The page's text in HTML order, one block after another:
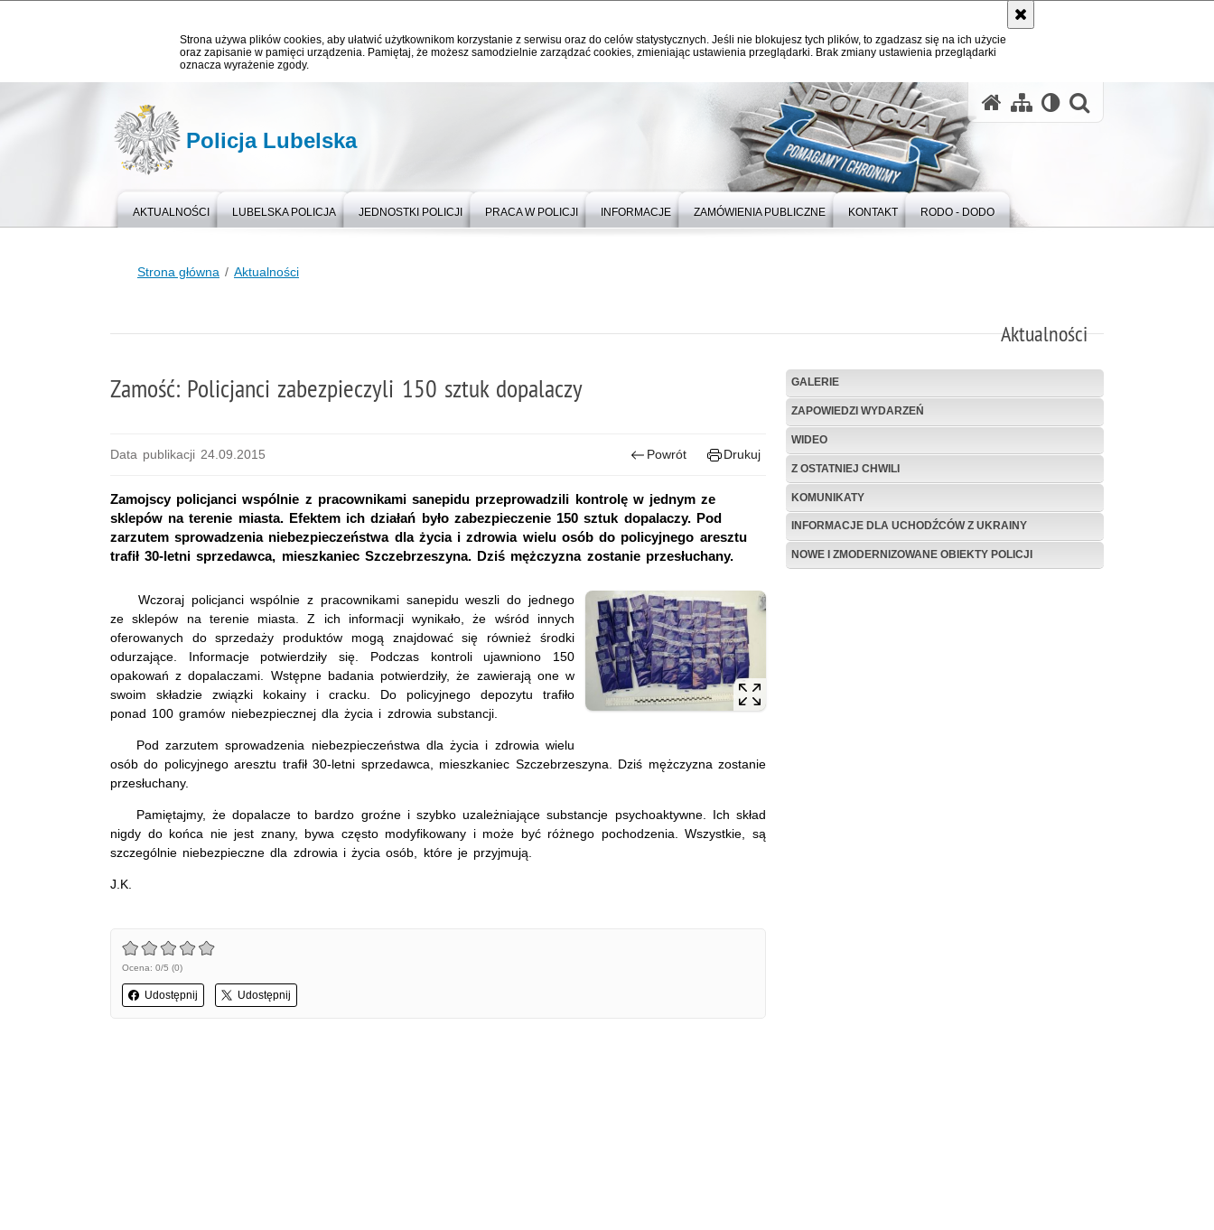
Strona używa plików cookies, aby ułatwić użytkownikom korzystanie z serwisu oraz do celów statystycznych. Jeśli nie blokujesz tych plików, to zgadzasz się na ich użycie
oraz zapisanie w pamięci urządzenia. Pamiętaj, że możesz samodzielnie zarządzać cookies, zmieniając ustawienia przeglądarki. Brak zmiany ustawienia przeglądarki
oznacza wyrażenie zgody.
Policja Lubelska
AKTUALNOŚCI LUBELSKA POLICJA JEDNOSTKI POLICJI PRACA W POLICJI INFORMACJE ZAMÓWIENIA PUBLICZNE KONTAKT RODO - DODO
Strona główna Aktualności
Aktualności
Zamość: Policjanci zabezpieczyli 150 sztuk dopalaczy
Data publikacji 24.09.2015 Powrót Drukuj
Zamojscy policjanci wspólnie z pracownikami sanepidu przeprowadzili kontrolę w jednym ze
sklepów na terenie miasta. Efektem ich działań było zabezpieczenie 150 sztuk dopalaczy. Pod
zarzutem sprowadzenia niebezpieczeństwa dla życia i zdrowia wielu osób do policyjnego aresztu
trafił 30-letni sprzedawca, mieszkaniec Szczebrzeszyna. Dziś mężczyzna zostanie przesłuchany.
Wczoraj policjanci wspólnie z pracownikami sanepidu weszli do jednego
ze sklepów na terenie miasta. Z ich informacji wynikało, że wśród innych
oferowanych do sprzedaży produktów mogą znajdować się również środki
odurzające. Informacje potwierdziły się. Podczas kontroli ujawniono 150
opakowań z dopalaczami. Wstępne badania potwierdziły, że zawierają one w
swoim składzie związki kokainy i cracku. Do policyjnego depozytu trafiło
ponad 100 gramów niebezpiecznej dla życia i zdrowia substancji.
Pod zarzutem sprowadzenia niebezpieczeństwa dla życia i zdrowia wielu
osób do policyjnego aresztu trafił 30-letni sprzedawca, mieszkaniec Szczebrzeszyna. Dziś mężczyzna zostanie
przesłuchany.
Pamiętajmy, że dopalacze to bardzo groźne i szybko uzależniające substancje psychoaktywne. Ich skład
nigdy do końca nie jest znany, bywa często modyfikowany i może być różnego pochodzenia. Wszystkie, są
szczególnie niebezpieczne dla zdrowia i życia osób, które je przyjmują.
J.K.
Ocena: 0/5 (0)
Udostępnij Udostępnij
GALERIE
ZAPOWIEDZI WYDARZEŃ
WIDEO
Z OSTATNIEJ CHWILI
KOMUNIKATY
INFORMACJE DLA UCHODŹCÓW Z UKRAINY
NOWE I ZMODERNIZOWANE OBIEKTY POLICJI